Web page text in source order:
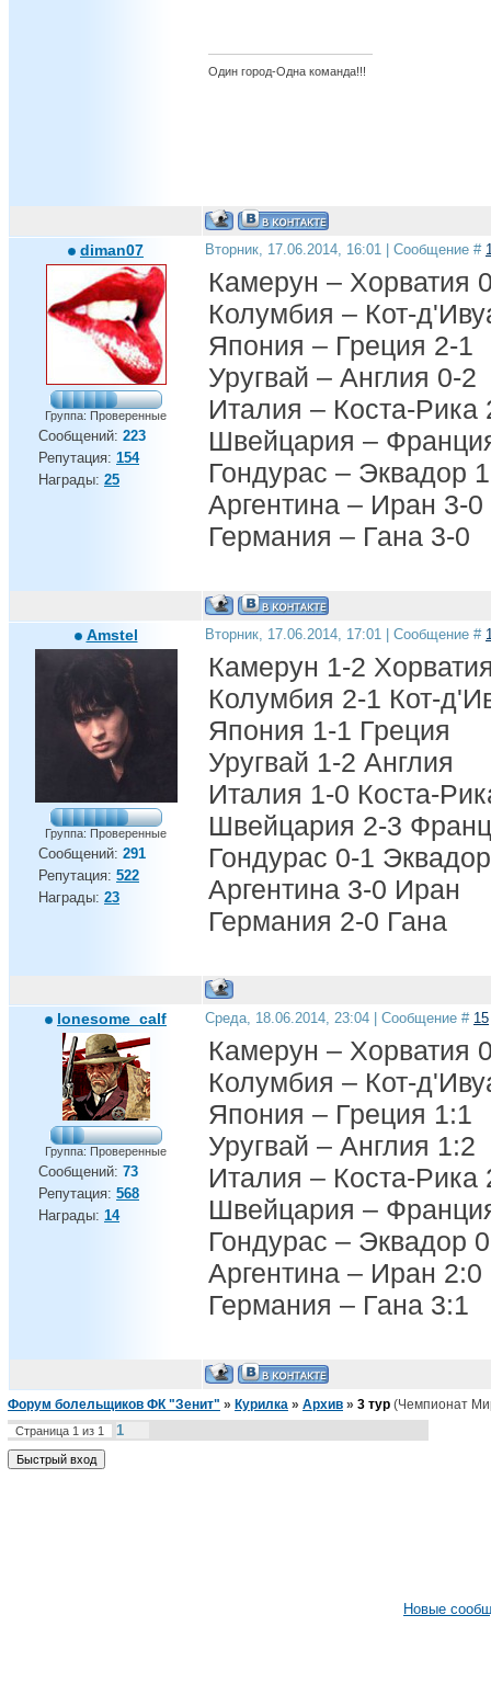
Один город-Одна команда!!!
diman07
Группа: Проверенные
Сообщений: 223
Репутация: 154
Награды: 25
Вторник, 17.06.2014, 16:01 | Сообщение #
Камерун – Хорватия
Колумбия – Кот-
Япония – Греция 2-1
Уругвай – Англия 0-2
Италия – Коста-Рика
Швейцария –
Гондурас – Эквадор
Аргентина – Иран 3-0
Германия – Гана 3-0
Amstel
Группа: Проверенные
Сообщений: 291
Репутация: 522
Награды: 23
Вторник, 17.06.2014, 17:01 | Сообщение #
Камерун 1-2
Колумбия 2-1 Кот-
Япония 1-1 Греция
Уругвай 1-2 Англия
Италия 1-0 Коста-
Швейцария 2-3
Гондурас 0-1 Эквадор
Аргентина 3-0 Иран
Германия 2-0 Гана
lonesome_calf
Группа: Проверенные
Сообщений: 73
Репутация: 568
Награды: 14
Среда, 18.06.2014, 23:04 | Сообщение # 15
Камерун – Хорватия
Колумбия – Кот-
Япония – Греция 1:1
Уругвай – Англия 1:2
Италия – Коста-Рика
Швейцария –
Гондурас – Эквадор
Аргентина – Иран 2:0
Германия – Гана 3:1
Форум болельщиков ФК "Зенит" » Курилка » Архив » 3 тур (Чемпионат
Страница 1 из 1 1
Новые